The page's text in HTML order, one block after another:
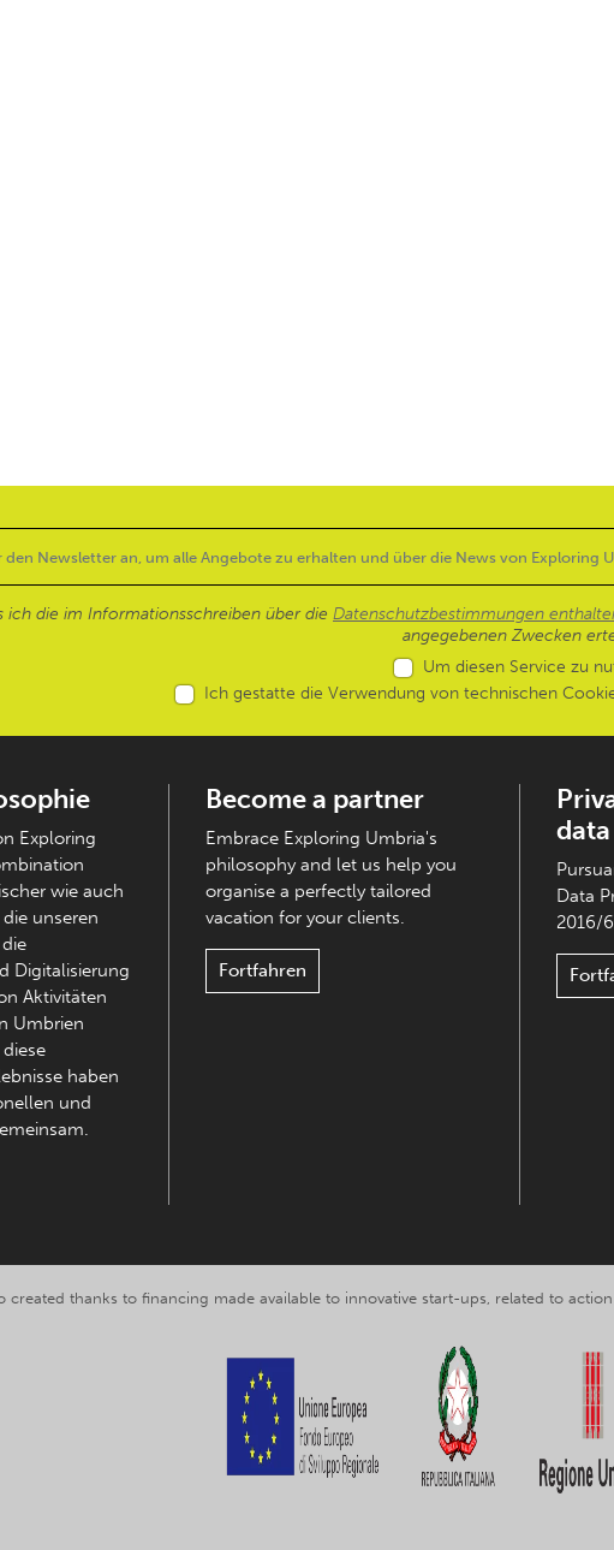
ich die im Informationsschreiben über die Datenschutzbestimmungen
angegebenen Zwecken
Um diesen Service zu
Ich gestatte die Verwendung von technischen
Exploring
wie auch
unseren
Digitalisierung
Aktivitäten
Umbrien
haben
und
Become a partner
Embrace Exploring Umbria's
philosophy and let us help you
organise a perfectly tailored
vacation for your clients.
Fortfahren
Data
2016/
created thanks to financing made available to innovative start-ups, related to